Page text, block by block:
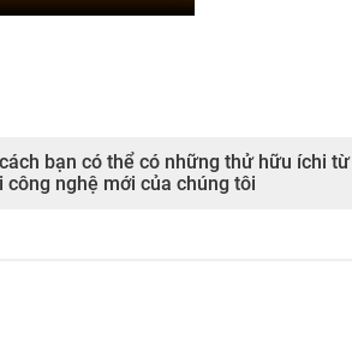
bạn có thể có những thử hữu íchi từ
công nghệ mới của chúng tôi